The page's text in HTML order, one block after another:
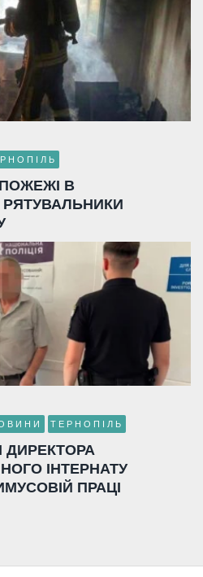
В
РЯТУВАЛЬНИКИ
ТЕРНОПІЛЬ
ДИРЕКТОРА
ІНТЕРНАТУ
ПРАЦІ